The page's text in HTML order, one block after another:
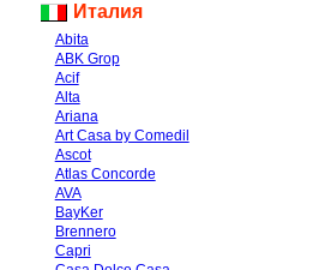
Италия
Abita
ABK Grop
Acif
Alta
Ariana
Art Casa by Comedil
Ascot
Atlas Concorde
AVA
BayKer
Brennero
Capri